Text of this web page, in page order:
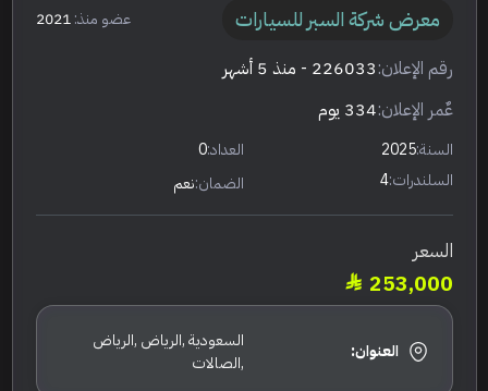
معرض شركة السبر للسيارات عضو منذ:2021
رقم الإعلان:226033 - منذ 5 أشهر
عٌمر الإعلان:334 يوم
السنة:2025 العداد:0
السلندرات:4 الضمان:نعم
السعر
253,000
العنوان:
السعودية ,الرياض ,الرياض
,الصالات